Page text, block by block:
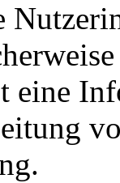
eine